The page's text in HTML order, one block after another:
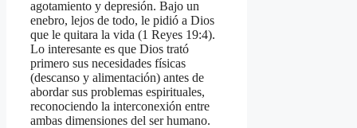
agotamiento y depresión. Bajo un
enebro, lejos de todo, le pidió a Dios
que le quitara la vida (1 Reyes 19:4).
Lo interesante es que Dios trató
primero sus necesidades físicas
(descanso y alimentación) antes de
abordar sus problemas espirituales,
reconociendo la interconexión entre
ambas dimensiones del ser humano.